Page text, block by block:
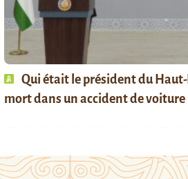
Qui était le président du
mort dans un accident de voiture